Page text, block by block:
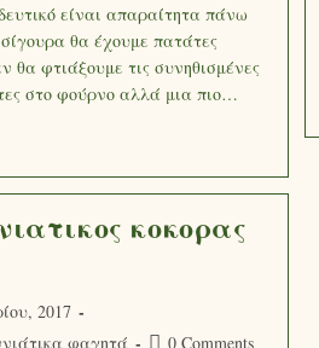
είναι απαραίτητα πάνω
θα έχουμε πατάτες
φτιάξουμε τις συνηθισμένες
στο φούρνο αλλά μια πιο…
κοκορας
2017
φαγητά 0 Comments